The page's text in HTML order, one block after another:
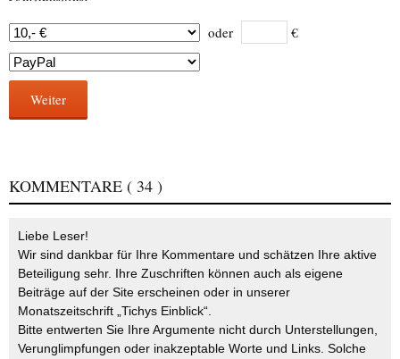
oder €
Weiter
KOMMENTARE ( 34 )
Liebe Leser!
Wir sind dankbar für Ihre Kommentare und schätzen Ihre aktive
Beteiligung sehr. Ihre Zuschriften können auch als eigene
Beiträge auf der Site erscheinen oder in unserer
Monatszeitschrift „Tichys Einblick“.
Bitte entwerten Sie Ihre Argumente nicht durch Unterstellungen,
Verunglimpfungen oder inakzeptable Worte und Links. Solche